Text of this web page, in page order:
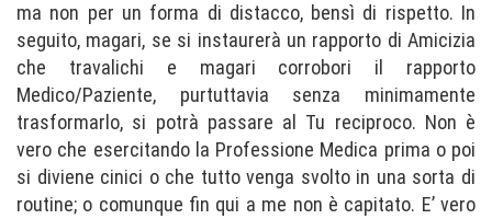
ma non per un forma di distacco, bensì di rispetto. In
seguito, magari, se si instaurerà un rapporto di Amicizia
che travalichi e magari corrobori il rapporto
Medico/Paziente, purtuttavia senza minimamente
trasformarlo, si potrà passare al Tu reciproco. Non è
vero che esercitando la Professione Medica prima o poi
si diviene cinici o che tutto venga svolto in una sorta di
routine; o comunque fin qui a me non è capitato. E’ vero